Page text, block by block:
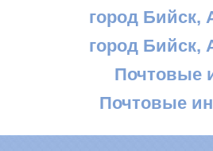
город Бийск,
город Бийск,
Почтовые
Почтовые